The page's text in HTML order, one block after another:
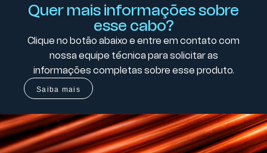
Quer mais informações sobre
esse cabo?
Clique no botão abaixo e entre em contato com
nossa equipe técnica para solicitar as
informações completas sobre esse produto.
Saiba mais